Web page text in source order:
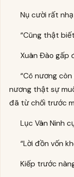
Nụ cười rất
“Cũng thật
Xuân Đào gấp
“Cô nương
nương thật sự
đã từ chối trước
Lục Vân Ninh
“Lời đồn vốn
Kiếp trước